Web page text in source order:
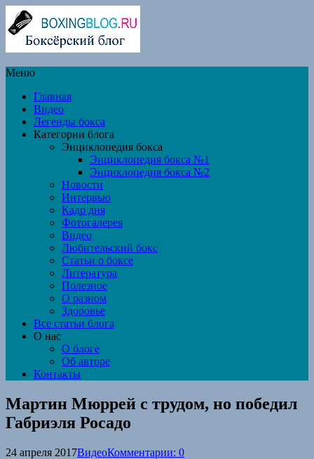
Меню
Главная
Видео
Легенды бокса
Категории блога
Энциклопедия бокса
Энциклопедия бокса №1
Энциклопедия бокса №2
Новости
Интервью
Кадр дня
Фотогалерея
Видео
Любительский бокс
Статьи о боксе
Литература
Полезное
О разном
Здоровье
Все статьи блога
О нас
О блоге
Об авторе
Контакты
Мартин Мюррей с трудом, но победил
Габриэля Росадо
24 апреля 2017ВидеоКомментарии: 0